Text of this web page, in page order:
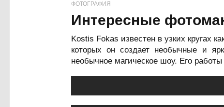
ФОТОГРАФИЯ
Интересные
Kostis Fokas известен в узких кругах
которых он создает необычные и
необычное магическое шоу. Его